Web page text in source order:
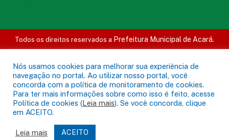
Todos os direitos reservados a Prefeitura Municipal de Acará.
Nós usamos cookies para melhorar sua experiência de
navegação no portal. Ao utilizar nosso portal, você
concorda com a política de monitoramento de cookies.
Para ter mais informações sobre como isso é feito, acesse
Política de cookies (Leia mais). Se você concorda, clique
em ACEITO.
Leia mais ACEITO